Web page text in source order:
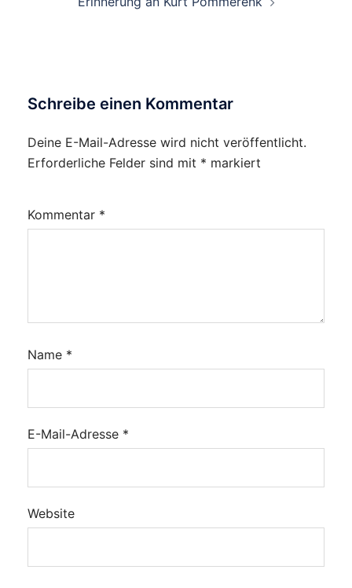
Schreibe einen Kommentar
Deine E-Mail-Adresse wird nicht veröffentlicht.
Erforderliche Felder sind mit * markiert
Kommentar *
Name *
E-Mail-Adresse *
Website